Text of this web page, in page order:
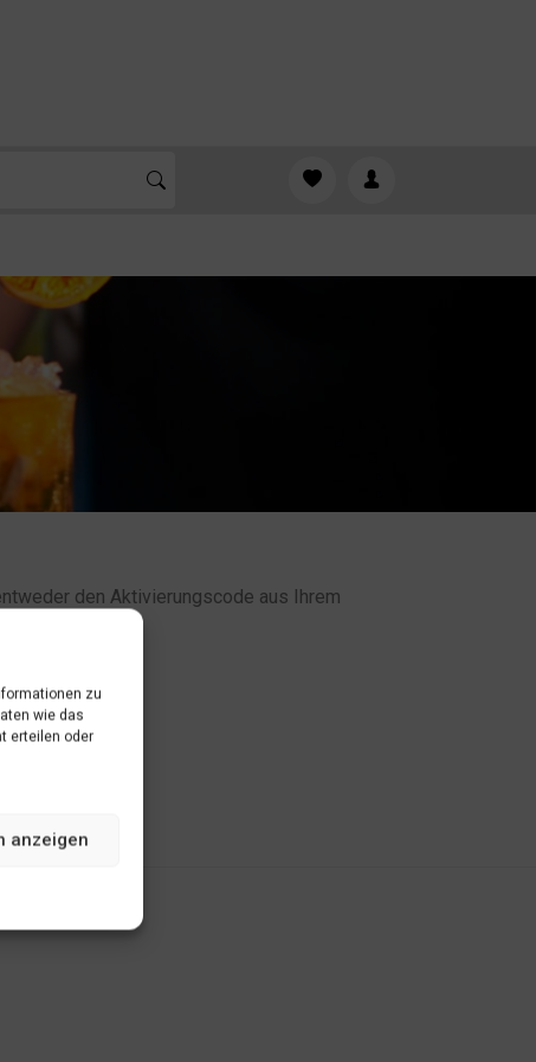
zu
wie das
erteilen oder
anzeigen
den Aktivierungscode aus Ihrem